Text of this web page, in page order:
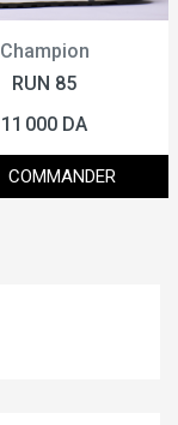
Champion
RUN 85
11 000 DA
COMMANDER